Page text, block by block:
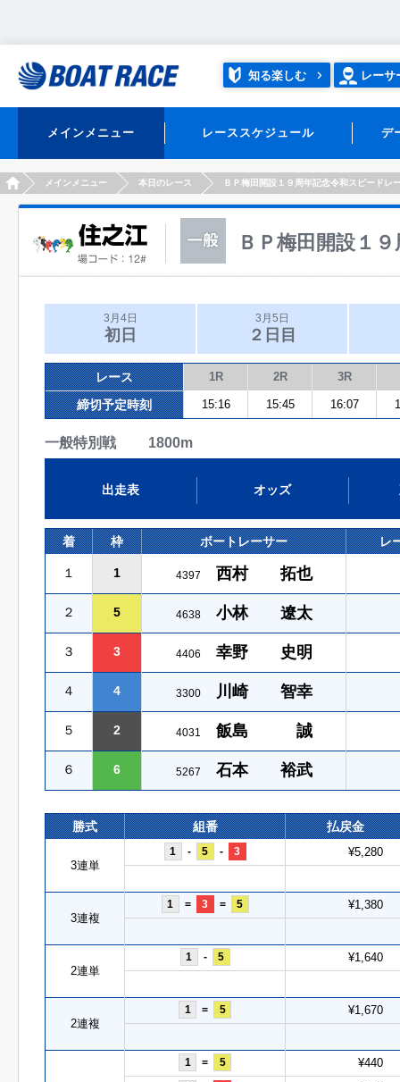
知る楽しむ レーサ
メインメニュー レーススケジュール デ
HOMEメインメニュー 本日のレース ＢＰ梅田開設１９周年記念令和スピードレ
ＢＰ梅田開設１
3月4日
初日
3月5日
２日目
レース 1R 2R 3R
締切予定時刻 15:16 15:45 16:07
一般特別戦 1800m
出走表 オッズ
着 枠 ボートレーサー レ
１ 1 4397 西村 拓也
２ 5 4638 小林 遼太
３ 3 4406 幸野 史明
４ 4 3300 川崎 智幸
５ 2 4031 飯島 誠
６ 6 5267 石本 裕武
勝式 組番 払戻金
3連単
1 - 5 - 3 ¥5,280
3連複
1 = 3 = 5 ¥1,380
2連単
1 - 5 ¥1,640
2連複
1 = 5 ¥1,670
1 = 5 ¥440